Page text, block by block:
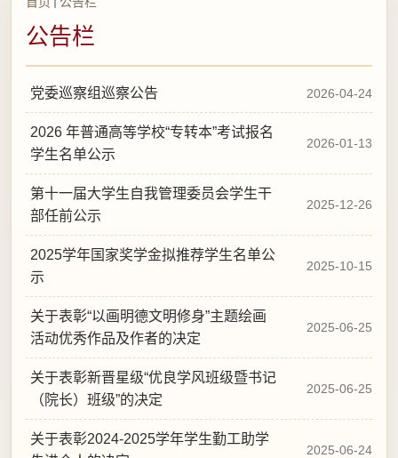
公告栏
2026-04-24
2026-01-13
2025-12-26
2025-10-15
2025-06-25
2025-06-25
2025-06-24